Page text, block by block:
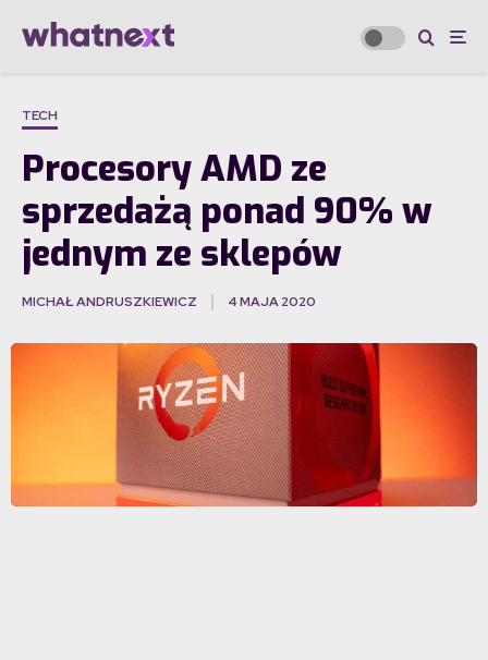
TECH
Procesory AMD ze
sprzedażą ponad 90% w
jednym ze sklepów
MICHAŁ ANDRUSZKIEWICZ 4 MAJA 2020